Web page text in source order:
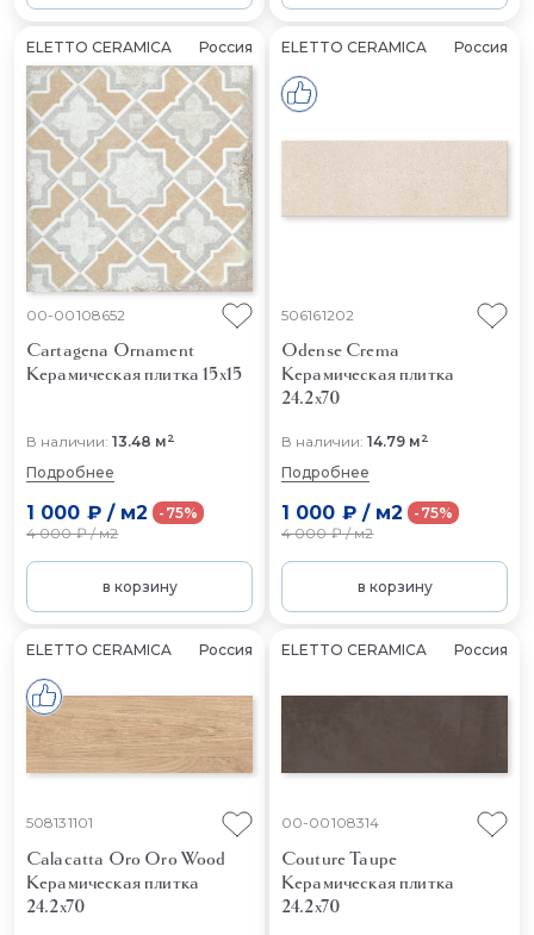
ELETTO CERAMICA Россия
00-00108652
Cartagena Ornament
Керамическая плитка 15x15
В наличии: 13.48 м2
Подробнее
1 000 ₽/ м2
4 000 ₽/м2
-75%
в корзину
ELETTO CERAMICA Россия
506161202
Odense Crema
Керамическая плитка
24.2x70
В наличии: 14.79 м2
Подробнее
1 000 ₽/ м2
4 000 ₽/м2
-75%
в корзину
ELETTO CERAMICA Россия
508131101
Calacatta Oro Oro Wood
Керамическая плитка
24.2x70
ELETTO CERAMICA Россия
00-00108314
Couture Taupe
Керамическая плитка
24.2x70